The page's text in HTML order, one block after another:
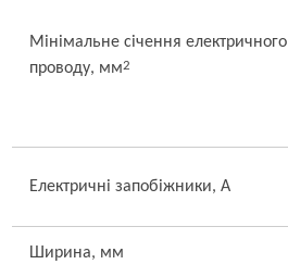
Мінімальне січення електричного
проводу, мм2
Електричні запобіжники, А
Ширина, мм